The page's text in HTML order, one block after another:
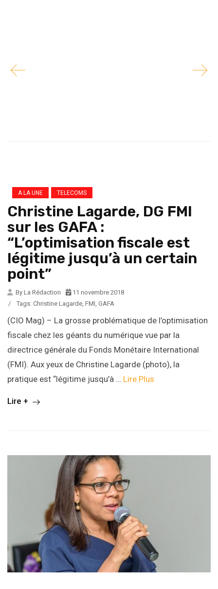
A LA UNE TELECOMS
Christine Lagarde, DG FMI
sur les GAFA :
“L’optimisation fiscale est
légitime jusqu’à un certain
point”
By La Rédaction
11 novembre 2018
/
Tags: Christine Lagarde FMI GAFA
(CIO Mag) – La grosse problématique de l’optimisation
fiscale chez les géants du numérique vue par la
directrice générale du Fonds Monétaire International
(FMI). Aux yeux de Christine Lagarde (photo), la
pratique est “légitime jusqu’à … Lire Plus
Lire +